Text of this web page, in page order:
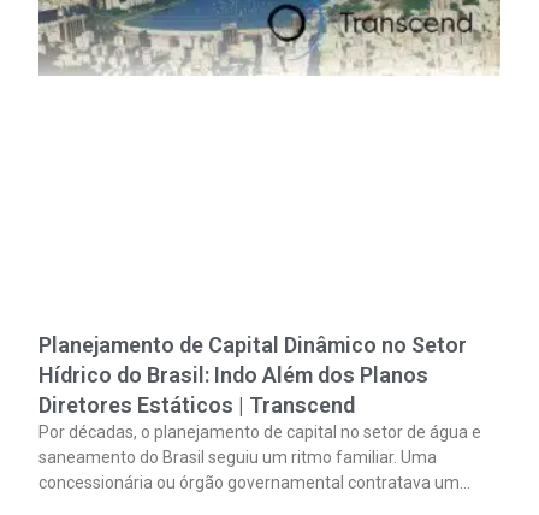
Planejamento de Capital Dinâmico no Setor
Hídrico do Brasil: Indo Além dos Planos
Diretores Estáticos | Transcend
Por décadas, o planejamento de capital no setor de água e
saneamento do Brasil seguiu um ritmo familiar. Uma
concessionária ou órgão governamental contratava um